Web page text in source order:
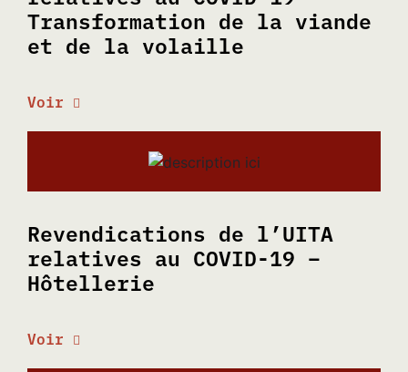
Transformation de la viande
et de la volaille
Voir
Revendications de l’UITA
relatives au COVID-19 –
Hôtellerie
Voir